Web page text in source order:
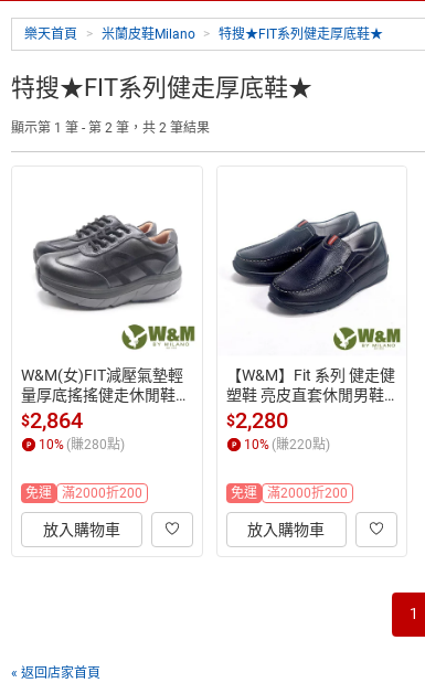
樂天首頁 > 米蘭皮鞋Milano > 特搜★FIT系列健走厚底鞋★
特搜★FIT系列健走厚底鞋★
顯示第 1 筆 - 第 2 筆，共 2 筆結果
W&M(女)FIT減壓氣墊輕
量厚底搖搖健走休閒鞋
女鞋-黑色 治裝激推
$2,864
10% (賺280點)
免運 滿2000折200
放入購物車
【W&M】Fit 系列 健走健
塑鞋 亮皮直套休閒男鞋
－黑
$2,280
10% (賺220點)
免運 滿2000折200
放入購物車
1
« 返回店家首頁